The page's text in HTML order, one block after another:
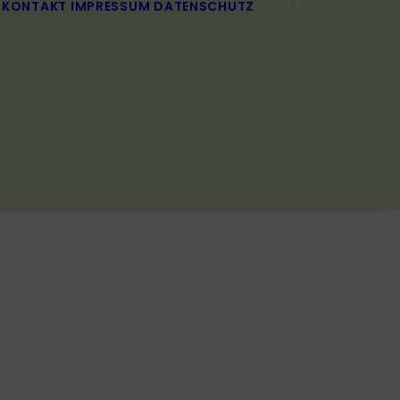
KONTAKT IMPRESSUM DATENSCHUTZ